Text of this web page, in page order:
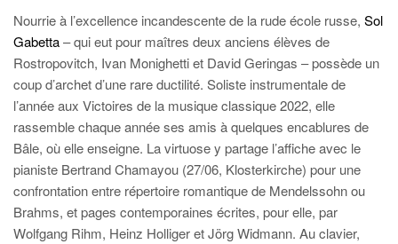
Nourrie à l’excellence incandescente de la rude école russe, Sol
Gabetta– qui eut pour maîtres deux anciens élèves de
Rostropovitch, Ivan Monighetti et David Geringas – possède un
coup d’archet d’une rare ductilité. Soliste instrumentale de
l’année aux Victoires de la musique classique 2022, elle
rassemble chaque année ses amis à quelques encablures de
Bâle, où elle enseigne. La virtuose y partage l’affiche avec le
pianiste Bertrand Chamayou (27/06, Klosterkirche) pour une
confrontation entre répertoire romantique de Mendelssohn ou
Brahms, et pages contemporaines écrites, pour elle, par
Wolfgang Rihm, Heinz Holliger et Jörg Widmann. Au clavier,